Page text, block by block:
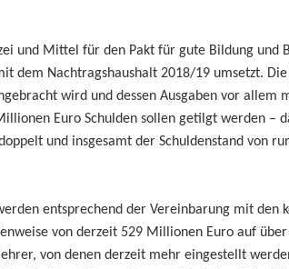
und Mittel für den Pakt für gute Bildung und
dem Nachtragshaushalt 2018/19 umsetzt.
wird und dessen Ausgaben vor allem
Euro Schulden sollen getilgt werden –
und insgesamt der Schuldenstand von
entsprechend der Vereinbarung mit den
von derzeit 529 Millionen Euro auf
von denen derzeit mehr eingestellt